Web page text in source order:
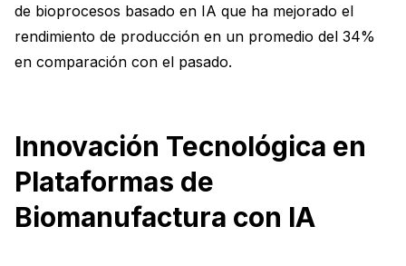
de bioprocesos basado en IA que ha mejorado el
rendimiento de producción en un promedio del 34%
en comparación con el pasado.
Innovación Tecnológica en
Plataformas de
Biomanufactura con IA